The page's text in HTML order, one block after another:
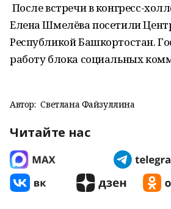
После встречи в конгресс-
Елена Шмелёва посетили
Республикой Башкортостан.
работу блока социальных
Автор: Светлана Файзуллина
Читайте нас